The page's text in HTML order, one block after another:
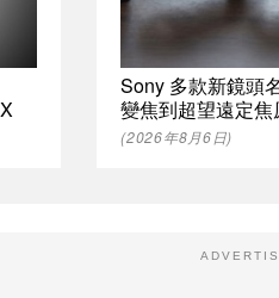
Sony 多款新鏡頭
變焦到超望遠定
(2026年8月6日)